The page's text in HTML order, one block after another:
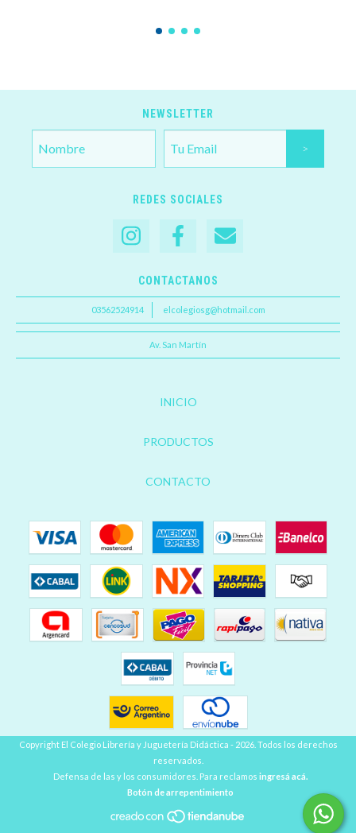
NEWSLETTER
REDES SOCIALES
CONTACTANOS
03562524914 elcolegiosg@hotmail.com
Av. San Martín
INICIO
PRODUCTOS
CONTACTO
Copyright El Colegio Librería y Juguetería Didáctica - 2026. Todos los derechos
reservados.
Defensa de las y los consumidores. Para reclamos ingresá acá.
Botón de arrepentimiento